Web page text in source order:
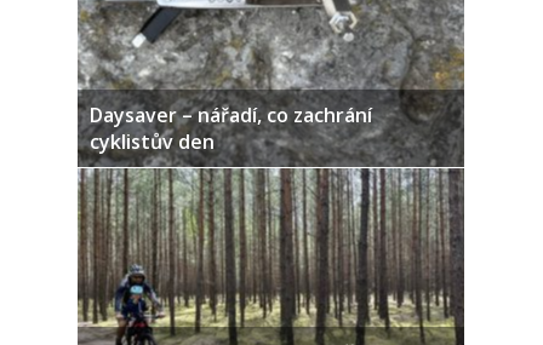
Daysaver – nářadí, co zachrání
cyklistův den